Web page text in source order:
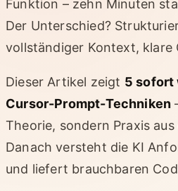
Funktion – zehn Minuten
Der Unterschied?
vollständiger Kontext, klare
Dieser Artikel zeigt 5 sofort
Cursor-Prompt-Techniken
Theorie, sondern Praxis
Danach versteht die KI
und liefert brauchbaren